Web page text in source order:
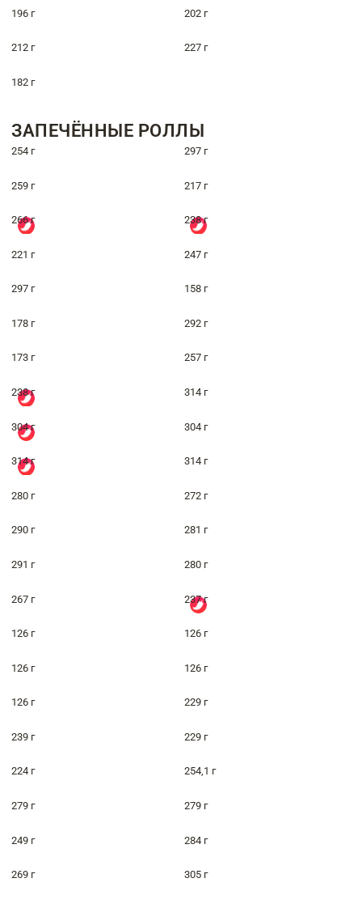
196 г 202 г
212 г 227 г
182 г
ЗАПЕЧЁННЫЕ РОЛЛЫ
254 г 297 г
259 г 217 г
266 г 238 г
221 г 247 г
297 г 158 г
178 г 292 г
173 г 257 г
238 г 314 г
304 г 304 г
314 г 314 г
280 г 272 г
290 г 281 г
291 г 280 г
267 г 237 г
126 г 126 г
126 г 126 г
126 г 229 г
239 г 229 г
224 г 254,1 г
279 г 279 г
249 г 284 г
269 г 305 г